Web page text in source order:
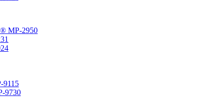
MP-2950
9115
9730